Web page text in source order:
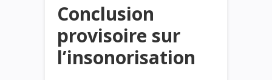
Conclusion
provisoire sur
l’insonorisation